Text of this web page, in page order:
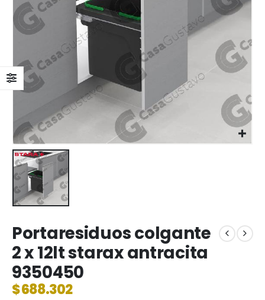
Portaresiduos colgante
2 x 12lt starax antracita
9350450
$688.302